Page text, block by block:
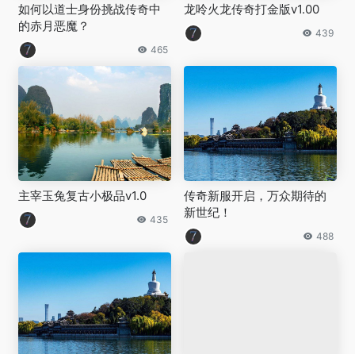
如何以道士身份挑战传奇中
的赤月恶魔？
465
龙呤火龙传奇打金版v1.00
439
主宰玉兔复古小极品v1.0
435
传奇新服开启，万众期待的
新世纪！
488